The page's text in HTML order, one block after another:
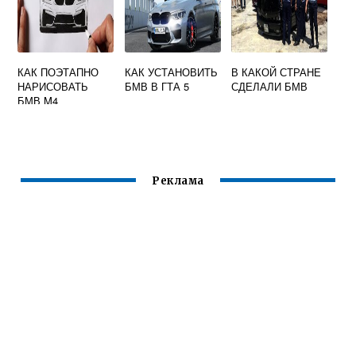
КАК ПОЭТАПНО
НАРИСОВАТЬ
БМВ M4
КАК УСТАНОВИТЬ
БМВ В ГТА 5
В КАКОЙ СТРАНЕ
СДЕЛАЛИ БМВ
Реклама